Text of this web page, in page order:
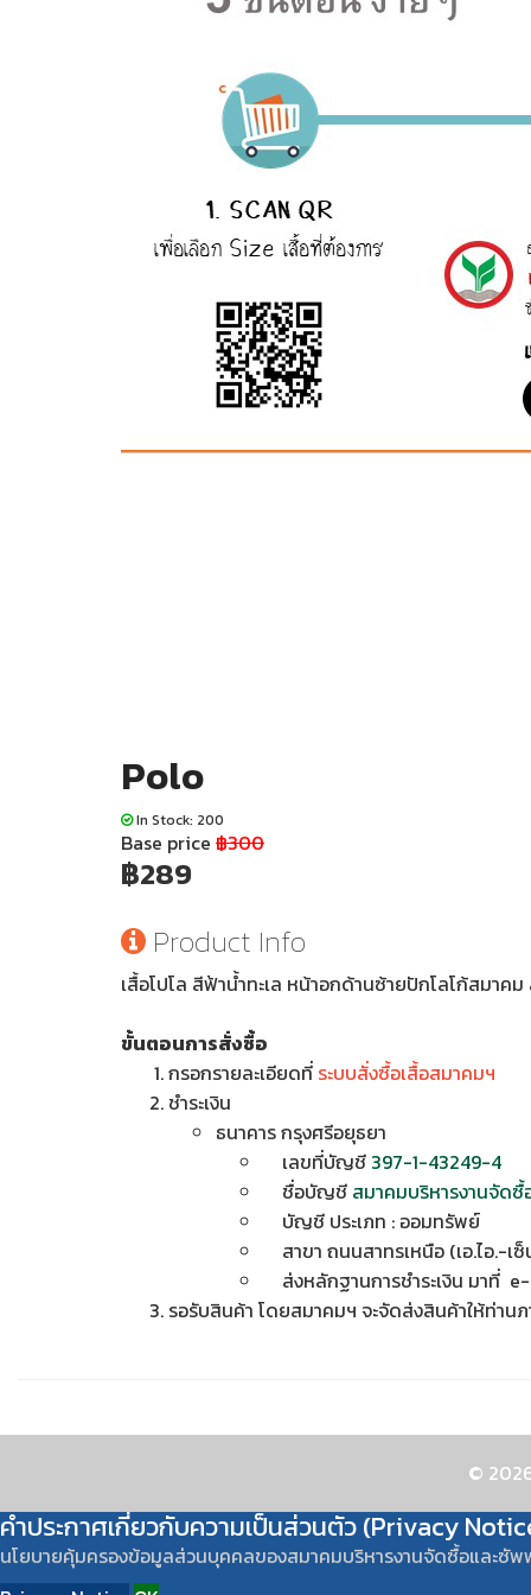
Polo
In Stock: 200
Base price ฿300
฿289
Product Info
เสื้อโปโล สีฟ้าน้ำทะเล หน้าอกด้านซ้ายปักโลโก้สมาค
ขั้นตอนการสั่งซื้อ
กรอกรายละเอียดที่ ระบบสั่งซื้อเสื้อสมาคมฯ
ชำระเงิน
ธนาคาร กรุงศรีอยุธยา
เลขที่บัญชี 397-1-43249-4
ชื่อบัญชี สมาคมบริหารงานจัด
บัญชี ประเภท : ออมทรัพย์
สาขา ถนนสาทรเหนือ (เอ.ไอ.-เซ็
ส่งหลักฐานการชำระเงิน มาที่
รอรับสินค้า โดยสมาคมฯ จะจัดส่งสินค้าให้ท่าน
©
คำประกาศเกี่ยวกับความเป็นส่วนตัว (Privacy
นโยบายคุ้มครองข้อมูลส่วนบุคคลของสมาคมบริหารงานจัดซื้อและ